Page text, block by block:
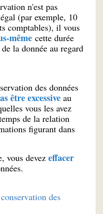
n'est pas
(par exemple, 10
comptables), il vous
même cette durée
la donnée au regard
des données
être excessive au
vous les avez
de la relation
figurant dans
vous devez effacer
des